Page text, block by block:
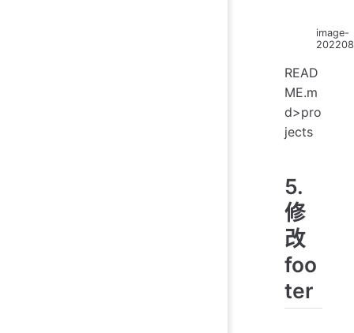
image-
READ
ME.m
d>pro
jects
5.
修
改
foo
ter